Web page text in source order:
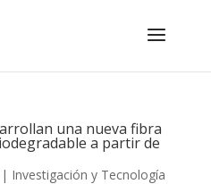
una nueva fibra
a partir de
Investigación y Tecnología